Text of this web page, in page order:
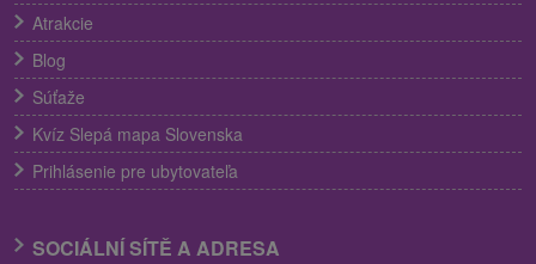
Atrakcie
Blog
Súťaže
Kvíz Slepá mapa Slovenska
Prihlásenie pre ubytovateľa
SOCIÁLNÍ SÍTĚ A ADRESA